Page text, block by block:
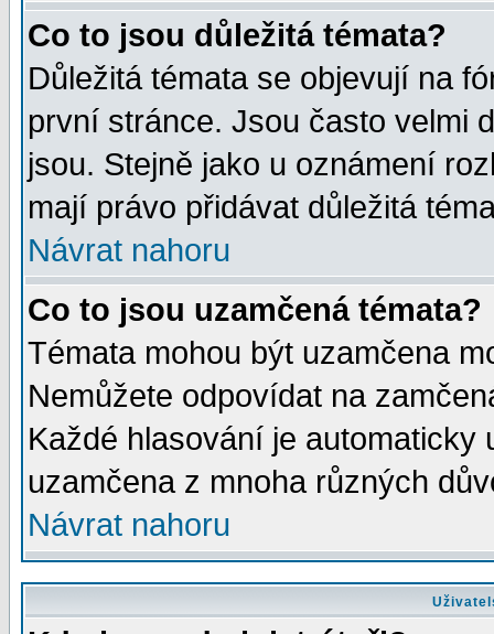
Co to jsou důležitá témata?
Důležitá témata se objevují na
první stránce. Jsou často velmi
jsou. Stejně jako u oznámení
mají právo přidávat důležitá
Návrat nahoru
Co to jsou uzamčená témata?
Témata mohou být uzamčena
Nemůžete odpovídat na
Každé hlasování je automaticky
uzamčena z mnoha různých
Návrat nahoru